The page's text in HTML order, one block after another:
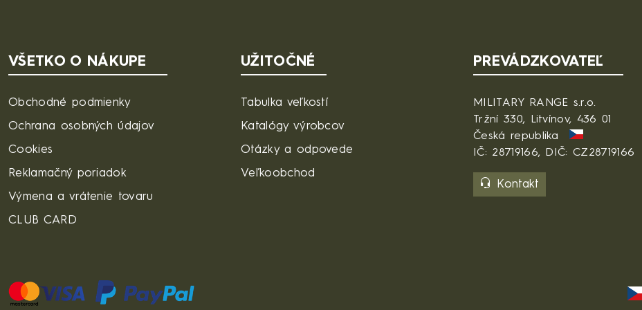
VŠETKO O NÁKUPE
Obchodné podmienky
Ochrana osobných údajov
Cookies
Reklamačný poriadok
Výmena a vrátenie tovaru
CLUB CARD
UŽITOČNÉ
Tabulka veľkostí
Katalógy výrobcov
Otázky a odpovede
Veľkoobchod
PREVÁDZKOVATEĽ
MILITARY RANGE s.r.o.
Tržní 330, Litvínov, 436 01
Česká republika
IČ: 28719166, DIČ: CZ28719166
Kontakt